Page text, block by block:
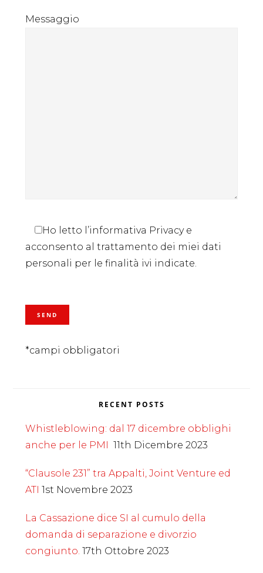
Messaggio
Ho letto l’informativa Privacy e
acconsento al trattamento dei miei dati
personali per le finalità ivi indicate.
*campi obbligatori
RECENT POSTS
Whistleblowing: dal 17 dicembre obblighi
anche per le PMI
11th Dicembre 2023
“Clausole 231” tra Appalti, Joint Venture ed
ATI 1st Novembre 2023
La Cassazione dice SI al cumulo della
domanda di separazione e divorzio
congiunto. 17th Ottobre 2023